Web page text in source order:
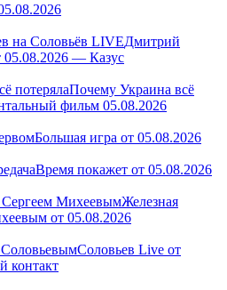
Дмитрий
05.08.2026 — Казус
Почему Украина всё
фильм 05.08.2026
Большая игра от 05.08.2026
Время покажет от 05.08.2026
Железная
от 05.08.2026
Соловьев Live от
контакт